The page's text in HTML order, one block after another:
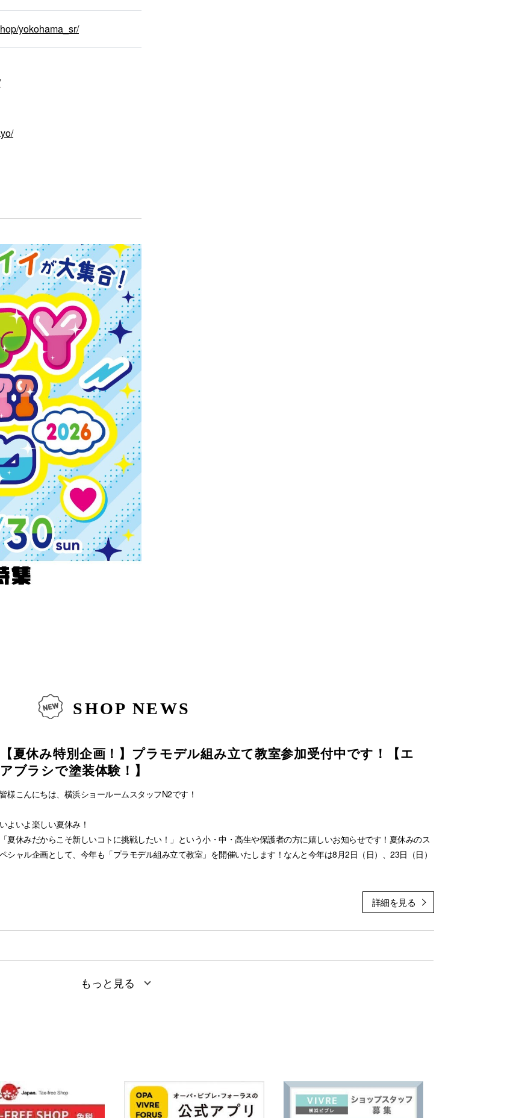
yokohama_sr/
SHOP NEWS
【夏休み特別企画！】プラモデル組み立て教室参加受付中です！【エ
アブラシで塗装体験！】
皆様こんにちは、横浜ショールームスタッフN2です！
いよいよ楽しい夏休み！
「夏休みだからこそ新しいコトに挑戦したい！」という小・中・高生や保護者の方に嬉しいお知らせです！夏休みのス
ペシャル企画として、今年も「プラモデル組み立て教室」を開催いたします！なんと今年は8月2日（日）、23日（日）
両日とも第1回 11：00～13：00、第2回 15：00～17：00
員：各回3名
料金：￥1,650（税込・キット代込）
ただいま8月2日（日）、8月23日（日）の両日ともに参加者募集中です。残り枠が少なくなっている回もありますの
で、ご参加はお早めに！ご参加はお早めに！
休みの思い出づくりに、ぜひご活躍ください！
もっと見る